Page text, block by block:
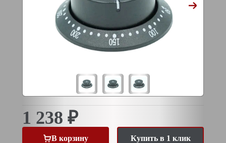
1 238 ₽
В корзину
Купить в 1 клик